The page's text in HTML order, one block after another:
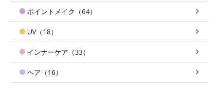
ポイントメイク（64）
UV（18）
インナーケア（33）
ヘア（16）